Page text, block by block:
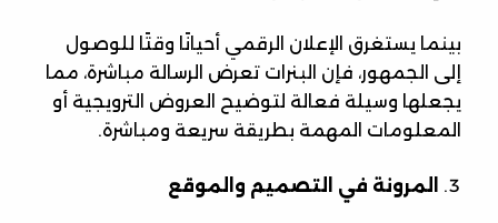
بينما يستغرق الإعلان الرقمي أحيانًا وقتًا للوصول
إلى الجمهور، فإن البنرات تعرض الرسالة مباشرة، مما
يجعلها وسيلة فعالة لتوضيح العروض الترويجية أو
المعلومات المهمة بطريقة سريعة ومباشرة.
المرونة في التصميم والموقع